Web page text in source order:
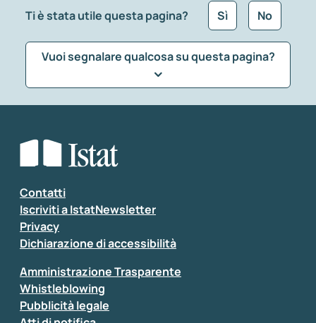
Ti è stata utile questa pagina? Sì No
Vuoi segnalare qualcosa su questa pagina?
Seleziona la tipologia della segnalazione
Inserisci il tuo commento
Contatti
Iscriviti a IstatNewsletter
Privacy
Dichiarazione di accessibilità
Amministrazione Trasparente
Whistleblowing
Pubblicità legale